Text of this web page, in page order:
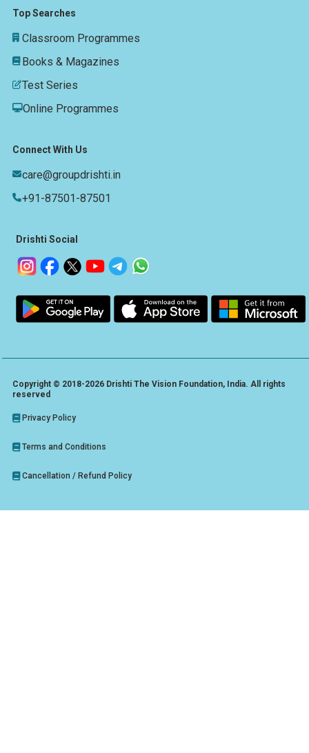
Top Searches
Classroom Programmes
Books & Magazines
Test Series
Online Programmes
Connect With Us
care@groupdrishti.in
+91-87501-87501
Drishti Social
Copyright © 2018-2026 Drishti The Vision Foundation, India. All rights
reserved
Privacy Policy
Terms and Conditions
Cancellation / Refund Policy